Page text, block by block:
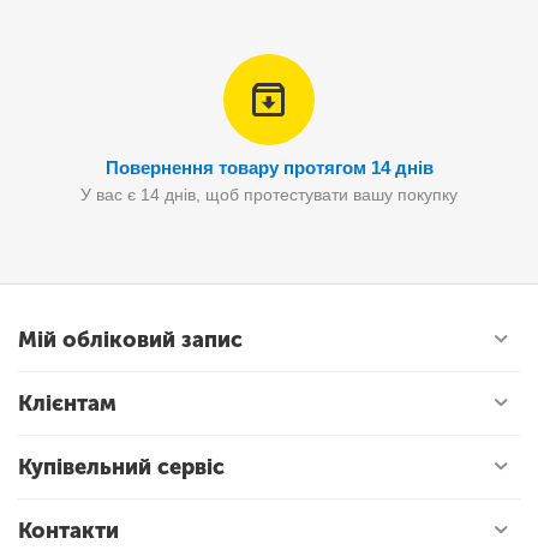
Повернення товару протягом 14 днів
У вас є 14 днів, щоб протестувати вашу покупку
Мій обліковий запис
Клієнтам
Купівельний сервіс
Контакти